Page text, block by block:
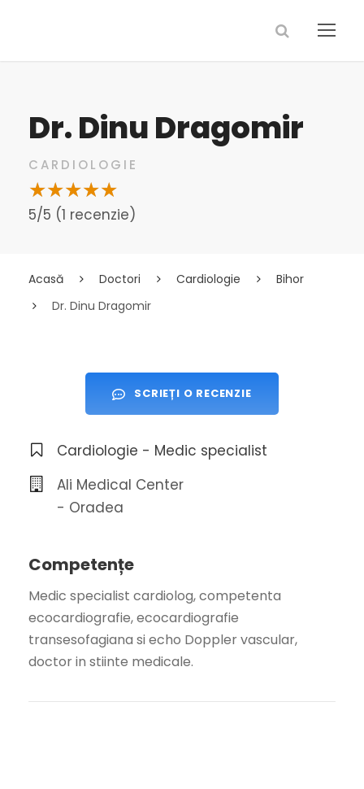
Dr. Dinu Dragomir
CARDIOLOGIE
5/5 (1 recenzie)
Acasă Doctori Cardiologie
Bihor
Dr. Dinu Dragomir
SCRIEȚI O RECENZIE
Cardiologie - Medic specialist
Ali Medical Center
- Oradea
Competențe
Medic specialist cardiolog, competenta
ecocardiografie, ecocardiografie
transesofagiana si echo Doppler vascular,
doctor in stiinte medicale.